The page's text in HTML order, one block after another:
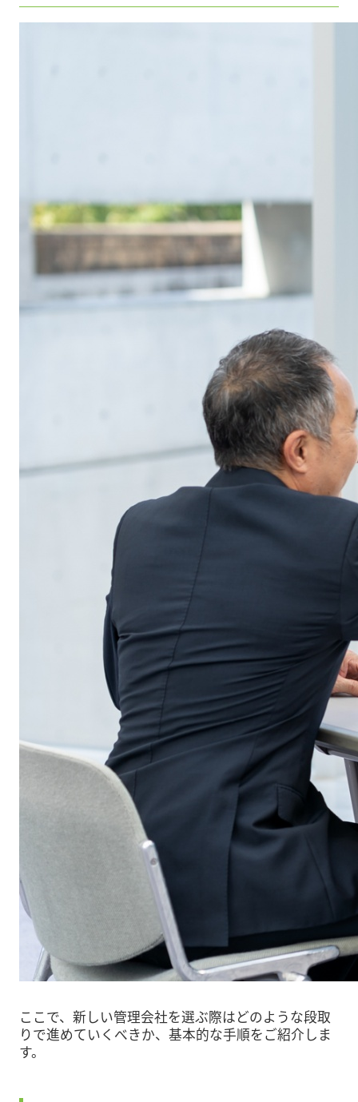
ここで、新しい管理会社を選ぶ際はどのような段取
りで進めていくべきか、基本的な手順をご紹介しま
す。